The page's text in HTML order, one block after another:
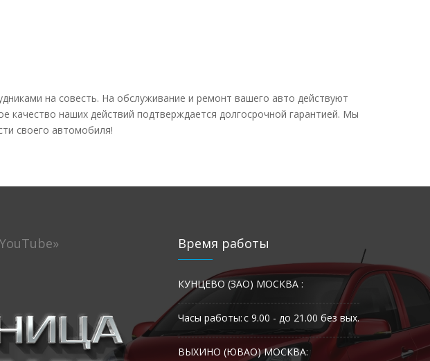
на совесть. На обслуживание и ремонт вашего авто действуют
наших действий подтверждается долгосрочной гарантией. Мы
своего автомобиля!
Время работы
КУНЦЕВО (ЗАО) МОСКВА :
Часы работы:с 9.00 - до 21.00 без вых.
ВЫХИНО (ЮВАО) МОСКВА: